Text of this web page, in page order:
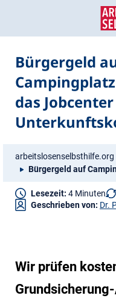
Bürgergeld
das
arbeitslosenselbsthilfe.org
Bürgergeld auf
Lesezeit: 4 Minuten
Geschrieben von: Dr.
Wir prüfen